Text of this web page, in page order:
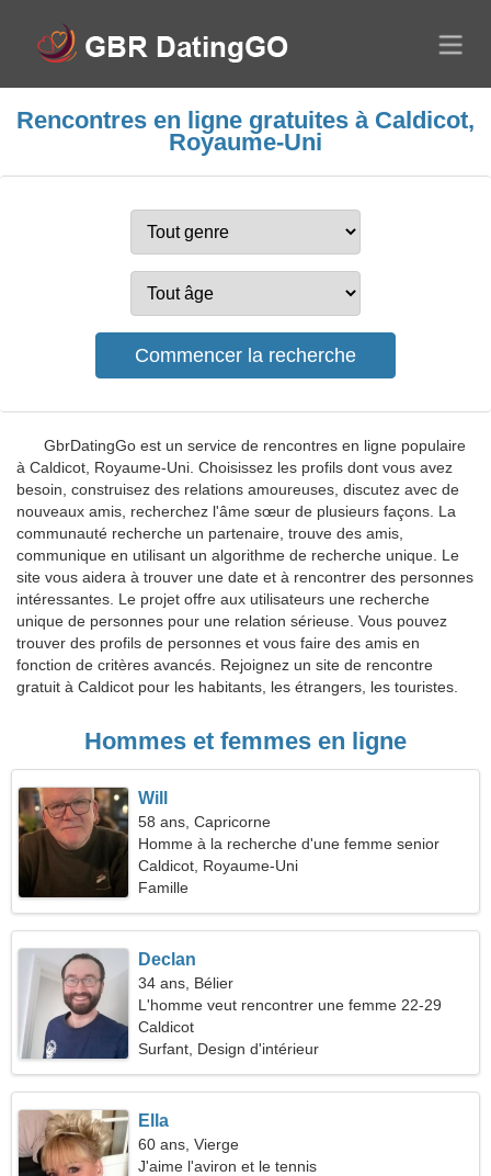
Rencontres en ligne gratuites à Caldicot,
Royaume-Uni
GbrDatingGo est un service de rencontres en ligne populaire
à Caldicot, Royaume-Uni. Choisissez les profils dont vous avez
besoin, construisez des relations amoureuses, discutez avec de
nouveaux amis, recherchez l'âme sœur de plusieurs façons. La
communauté recherche un partenaire, trouve des amis,
communique en utilisant un algorithme de recherche unique. Le
site vous aidera à trouver une date et à rencontrer des personnes
intéressantes. Le projet offre aux utilisateurs une recherche
unique de personnes pour une relation sérieuse. Vous pouvez
trouver des profils de personnes et vous faire des amis en
fonction de critères avancés. Rejoignez un site de rencontre
gratuit à Caldicot pour les habitants, les étrangers, les touristes.
Hommes et femmes en ligne
Will
58 ans, Capricorne
Homme à la recherche d'une femme senior
Caldicot, Royaume-Uni
Famille
Declan
34 ans, Bélier
L'homme veut rencontrer une femme 22-29
Caldicot
Surfant, Design d'intérieur
Ella
60 ans, Vierge
J'aime l'aviron et le tennis